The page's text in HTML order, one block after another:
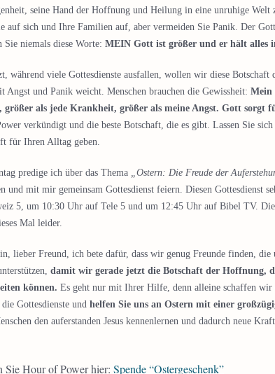
seine Hand der Hoffnung und Heilung in eine unruhige Welt
auf sich und Ihre Familien auf, aber vermeiden Sie Panik. Der
Sie niemals diese Worte: MEIN Gott ist größer und er hält alles
während viele Gottesdienste ausfallen, wollen wir diese Botschaft
Angst und Panik weicht. Menschen brauchen die Gewissheit: Mein
größer als jede Krankheit, größer als meine Angst. Gott sorgt
verkündigt und die beste Botschaft, die es gibt. Lassen Sie
für Ihren Alltag geben.
predige ich über das Thema „Ostern: Die Freude der
und mit mir gemeinsam Gottesdienst feiern. Diesen Gottesdienst
5, um 10:30 Uhr auf Tele 5 und um 12:45 Uhr auf Bibel TV.
Mal leider.
lieber Freund, ich bete dafür, dass wir genug Freunde finden, die
damit wir gerade jetzt die Botschaft der Hoffnung,
können. Es geht nur mit Ihrer Hilfe, denn alleine schaffen wir
Gottesdienste und helfen Sie uns an Ostern mit einer
den auferstanden Jesus kennenlernen und dadurch neue
Sie Hour of Power hier: Spende “Ostergeschenk”